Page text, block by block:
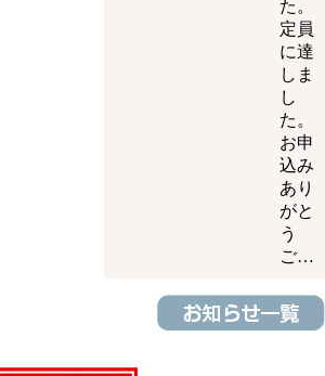
た。
定員
に達
しま
し
た。
お申
込み
あり
がと
う
ご…